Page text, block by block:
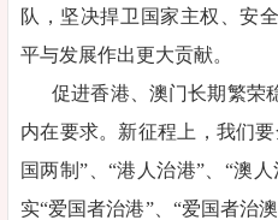
队，坚决捍卫国家主权、安
平与发展作出更大贡献。
促进香港、澳门长期繁荣
内在要求。新征程上，我们
国两制”、“港人治港”、“澳
实“爱国者治港”、“爱国者治